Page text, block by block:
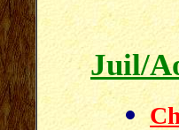
Juil/